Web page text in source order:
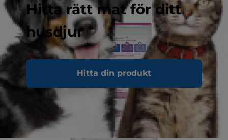
Hitta rätt mat för ditt
husdjur
Hitta din produkt